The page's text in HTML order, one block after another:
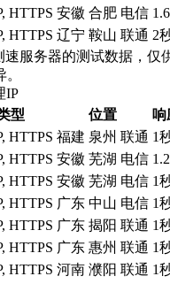
HTTPS 安徽 合肥 电信
HTTPS 辽宁 鞍山 联通 2
服务器的测试数据，仅
IP
型 位置
HTTPS 福建 泉州 联通 1
HTTPS 安徽 芜湖 电信
HTTPS 安徽 芜湖 电信 1
HTTPS 广东 中山 电信 1
HTTPS 广东 揭阳 联通 1
HTTPS 广东 惠州 联通 1
HTTPS 河南 濮阳 联通 1